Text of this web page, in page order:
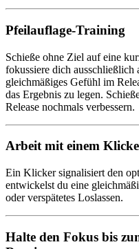
Pfeilauflage-Training
Schieße ohne Ziel auf eine
fokussiere dich ausschließlich
gleichmäßiges Gefühl im
das Ergebnis zu legen.
Release nochmals verbessern.
Arbeit mit einem
Ein Klicker signalisiert den
entwickelst du eine
oder verspätetes Loslassen.
Halte den Fokus bis